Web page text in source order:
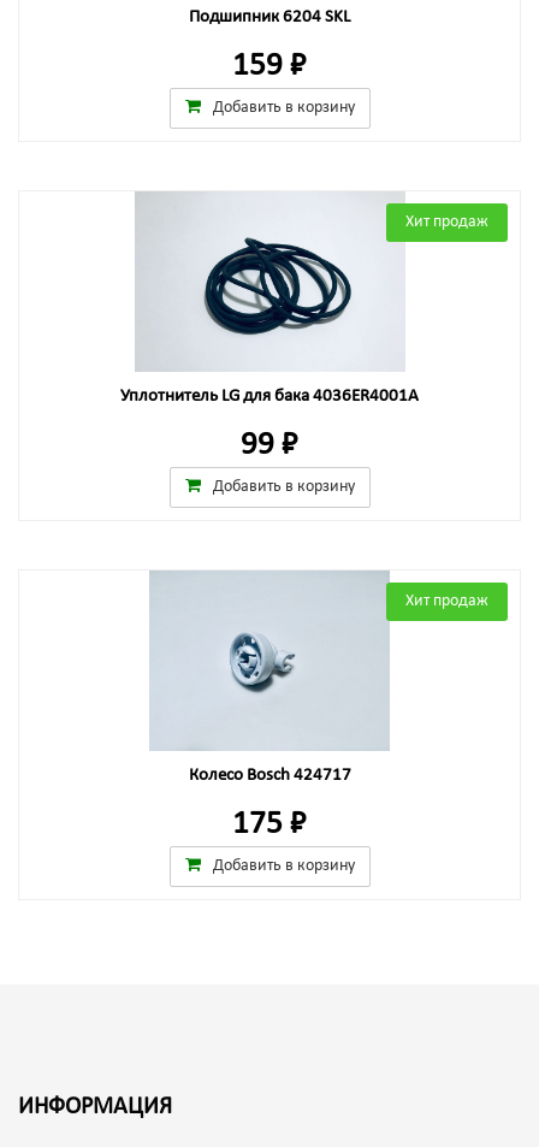
Подшипник 6204 SKL
159 ₽
Добавить в корзину
Хит продаж
Уплотнитель LG для бака 4036ER4001A
99 ₽
Добавить в корзину
Хит продаж
Колесо Bosch 424717
175 ₽
Добавить в корзину
ИНФОРМАЦИЯ